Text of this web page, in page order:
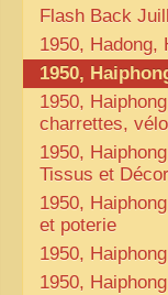
Flash Back
1950, Hadong,
1950,
1950,
charrettes,
1950,
Tissus et
1950,
et poterie
1950,
1950,